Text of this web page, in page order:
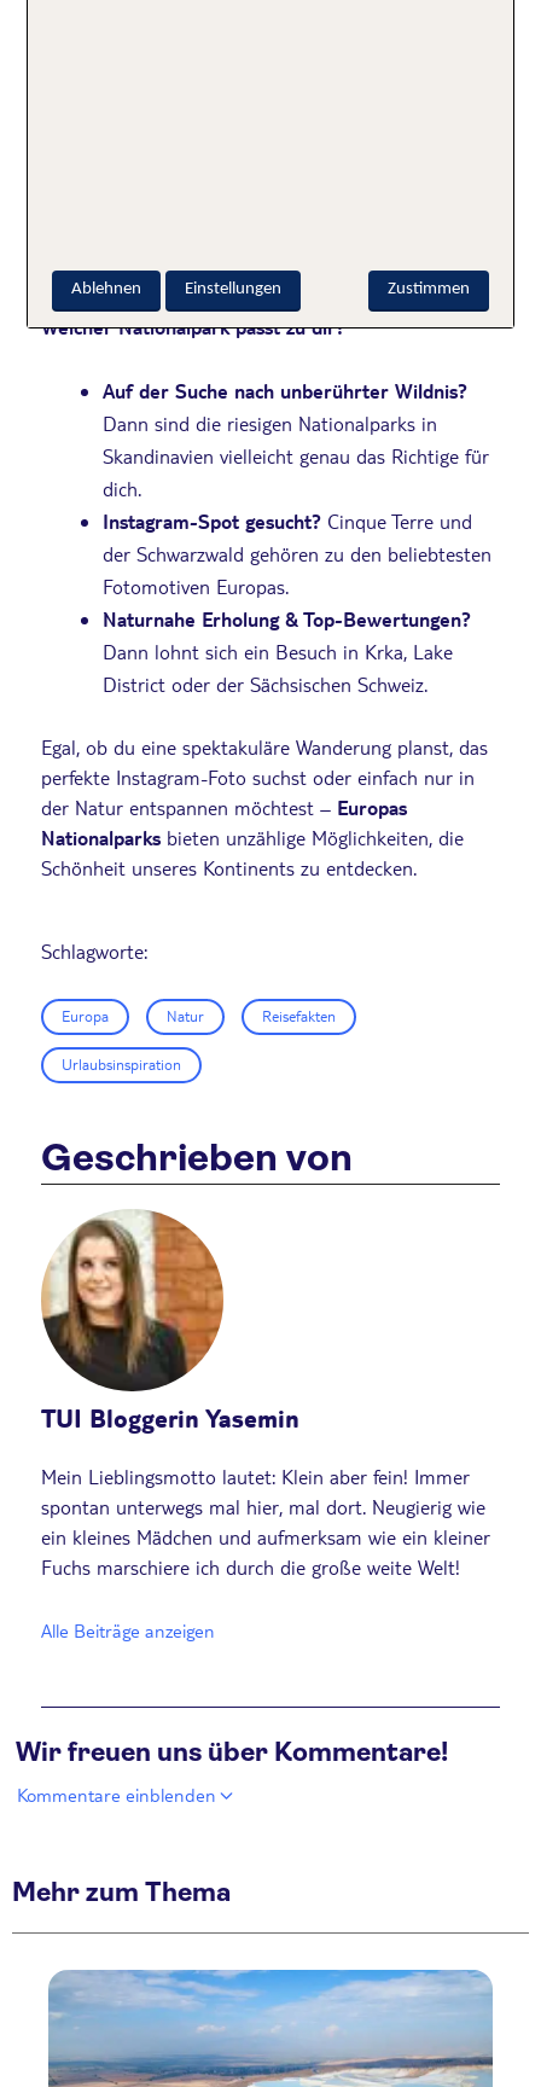
Präsenz angeschaut.
Welcher Nationalpark passt zu dir?
Auf der Suche nach unberührter Wildnis?
Dann sind die riesigen Nationalparks in
Skandinavien vielleicht genau das Richtige für
dich.
Instagram-Spot gesucht? Cinque Terre und
der Schwarzwald gehören zu den beliebtesten
Fotomotiven Europas.
Naturnahe Erholung & Top-Bewertungen?
Dann lohnt sich ein Besuch in Krka, Lake
District oder der Sächsischen Schweiz.
Egal, ob du eine spektakuläre Wanderung planst, das
perfekte Instagram-Foto suchst oder einfach nur in
der Natur entspannen möchtest – Europas
Nationalparks bieten unzählige Möglichkeiten, die
Schönheit unseres Kontinents zu entdecken.
Schlagworte:
Europa Natur Reisefakten
Urlaubsinspiration
Geschrieben von
TUI Bloggerin Yasemin
Mein Lieblingsmotto lautet: Klein aber fein! Immer
spontan unterwegs mal hier, mal dort. Neugierig wie
ein kleines Mädchen und aufmerksam wie ein kleiner
Fuchs marschiere ich durch die große weite Welt!
Alle Beiträge anzeigen
Wir freuen uns über Kommentare!
Kommentare einblenden
Mehr zum Thema
Zustimmen
Ablehnen Einstellungen